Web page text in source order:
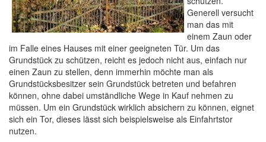
Generell versucht
man das mit
einem Zaun oder
im Falle eines Hauses mit einer geeigneten Tür. Um das
Grundstück zu schützen, reicht es jedoch nicht aus, einfach nur
einen Zaun zu stellen, denn immerhin möchte man als
Grundstücksbesitzer sein Grundstück betreten und befahren
können, ohne dabei umständliche Wege in Kauf nehmen zu
müssen. Um ein Grundstück wirklich absichern zu können, eignet
sich ein Tor, dieses lässt sich beispielsweise als Einfahrtstor
nutzen.